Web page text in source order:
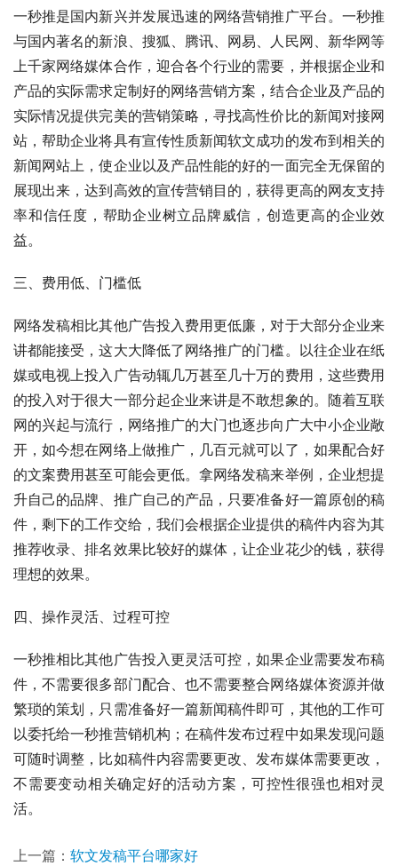
一秒推是国内新兴并发展迅速的网络营销推广平台。一秒推
与国内著名的新浪、搜狐、腾讯、网易、人民网、新华网等
上千家网络媒体合作，迎合各个行业的需要，并根据企业和
产品的实际需求定制好的网络营销方案，结合企业及产品的
实际情况提供完美的营销策略，寻找高性价比的新闻对接网
站，帮助企业将具有宣传性质新闻软文成功的发布到相关的
新闻网站上，使企业以及产品性能的好的一面完全无保留的
展现出来，达到高效的宣传营销目的，获得更高的网友支持
率和信任度，帮助企业树立品牌威信，创造更高的企业效
益。
三、费用低、门槛低
网络发稿相比其他广告投入费用更低廉，对于大部分企业来
讲都能接受，这大大降低了网络推广的门槛。以往企业在纸
媒或电视上投入广告动辄几万甚至几十万的费用，这些费用
的投入对于很大一部分起企业来讲是不敢想象的。随着互联
网的兴起与流行，网络推广的大门也逐步向广大中小企业敞
开，如今想在网络上做推广，几百元就可以了，如果配合好
的文案费用甚至可能会更低。拿网络发稿来举例，企业想提
升自己的品牌、推广自己的产品，只要准备好一篇原创的稿
件，剩下的工作交给，我们会根据企业提供的稿件内容为其
推荐收录、排名效果比较好的媒体，让企业花少的钱，获得
理想的效果。
四、操作灵活、过程可控
一秒推相比其他广告投入更灵活可控，如果企业需要发布稿
件，不需要很多部门配合、也不需要整合网络媒体资源并做
繁琐的策划，只需准备好一篇新闻稿件即可，其他的工作可
以委托给一秒推营销机构；在稿件发布过程中如果发现问题
可随时调整，比如稿件内容需要更改、发布媒体需要更改，
不需要变动相关确定好的活动方案，可控性很强也相对灵
活。
上一篇： 软文发稿平台哪家好